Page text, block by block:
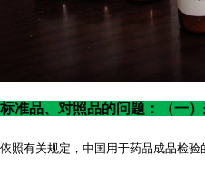
标准品、对照品的问题：（一）
依照有关规定，中国用于药品成品检